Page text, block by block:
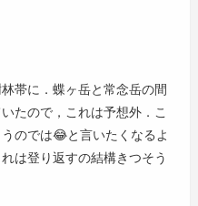
帯に．蝶ヶ岳と常念岳の間
たので，これは予想外．こ
のでは😂と言いたくなるよ
は登り返すの結構きつそう